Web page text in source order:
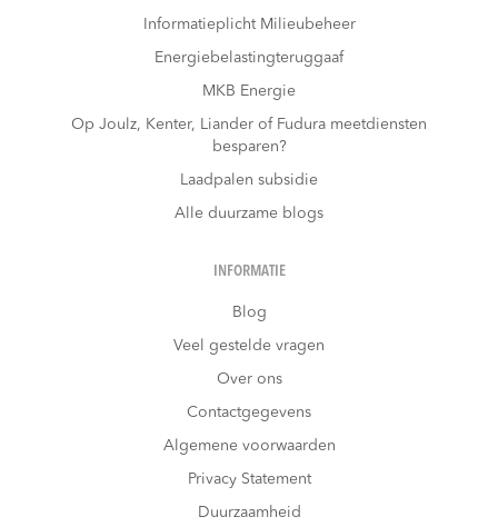
Informatieplicht Milieubeheer
Energiebelastingteruggaaf
MKB Energie
Op Joulz, Kenter, Liander of Fudura meetdiensten
besparen?
Laadpalen subsidie
Alle duurzame blogs
INFORMATIE
Blog
Veel gestelde vragen
Over ons
Contactgegevens
Algemene voorwaarden
Privacy Statement
Duurzaamheid